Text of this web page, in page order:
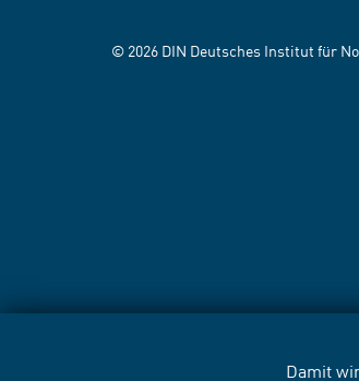
Damit
© 2026 DIN Deutsches Institut für